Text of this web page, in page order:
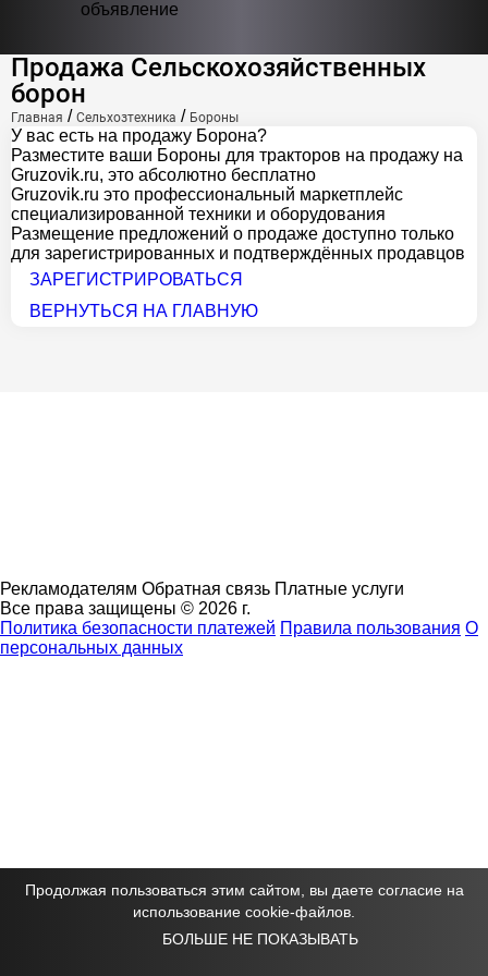
объявление
Продажа Сельскохозяйственных
борон
Главная / Сельхозтехника / Бороны
У вас есть на продажу Борона?
Разместите ваши Бороны для тракторов на продажу на
Gruzovik.ru, это абсолютно бесплатно
Gruzovik.ru это профессиональный маркетплейс
специализированной техники и оборудования
Размещение предложений о продаже доступно только
для зарегистрированных и подтверждённых продавцов
ЗАРЕГИСТРИРОВАТЬСЯ
ВЕРНУТЬСЯ НА ГЛАВНУЮ
Рекламодателям Обратная связь Платные услуги
Все права защищены © 2026 г.
Политика безопасности платежей Правила пользования О
персональных данных
Продолжая пользоваться этим сайтом, вы даете согласие на
использование cookie-файлов.
БОЛЬШЕ НЕ ПОКАЗЫВАТЬ